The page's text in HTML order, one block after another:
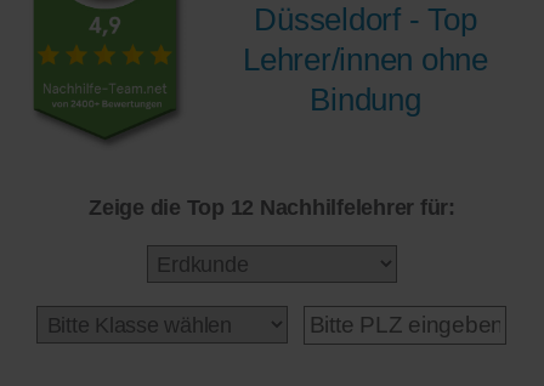
Düsseldorf - Top
Lehrer/innen ohne
Bindung
Zeige die Top 12 Nachhilfelehrer für: